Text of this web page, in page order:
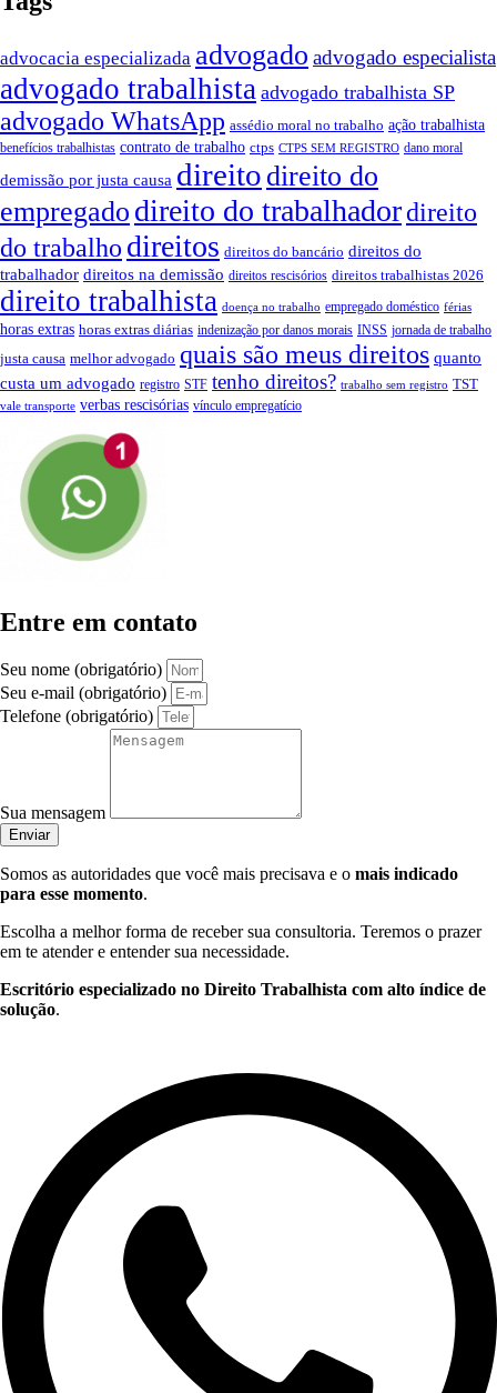
advocacia especializada advogado advogado especialista
advogado trabalhista advogado trabalhista SP
advogado WhatsApp assédio moral no trabalho ação trabalhista
benefícios trabalhistas contrato de trabalho ctps CTPS SEM REGISTRO dano moral
demissão por justa causa direito direito do
empregado direito do trabalhadordireito
do trabalho direitos direitos do bancário direitos do
trabalhador direitos na demissão direitos rescisórios direitos trabalhistas 2026
direito trabalhista doença no trabalho empregado doméstico férias
horas extras horas extras diárias indenização por danos morais INSS jornada de trabalho
justa causa melhor advogado quais são meus direitos quanto
custa um advogado registro STF tenho direitos? trabalho sem registro TST
vale transporte verbas rescisórias vínculo empregatício
Entre em contato
Seu nome (obrigatório)
Seu e-mail (obrigatório)
Telefone (obrigatório)
Sua mensagem
Enviar
Somos as autoridades que você mais precisava e o mais indicado
para esse momento.
Escolha a melhor forma de receber sua consultoria. Teremos o prazer
em te atender e entender sua necessidade.
Escritório especializado no Direito Trabalhista com alto índice de
solução.